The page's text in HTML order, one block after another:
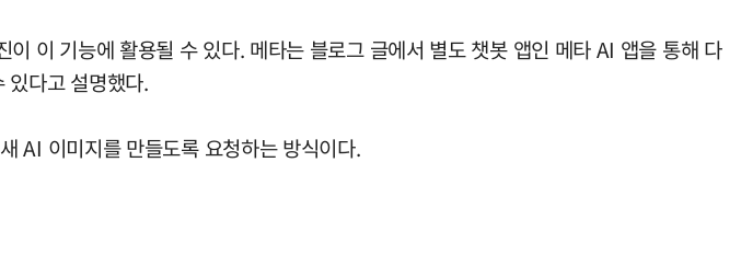
이 기능에 활용될 수 있다. 메타는 블로그 글에서 별도 챗봇 앱인 메타 AI 앱을 통해 다
있다고 설명했다.
AI 이미지를 만들도록 요청하는 방식이다.